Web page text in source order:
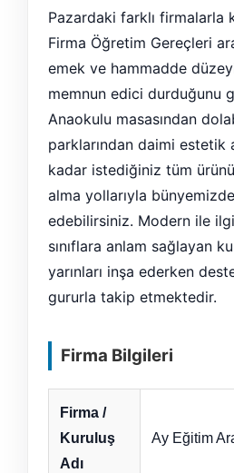
Pazardaki farklı firmalarla
Firma Öğretim Gereçleri
emek ve hammadde
memnun edici durduğunu
Anaokulu masasından
parklarından daimi estetik
kadar istediğiniz tüm
alma yollarıyla
edebilirsiniz. Modern ile
sınıflara anlam sağlayan
yarınları inşa ederken
gururla takip etmektedir.
Firma Bilgileri
Firma /
Kuruluş
Adı
Ay Eğitim